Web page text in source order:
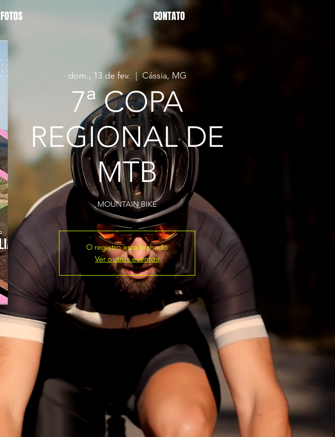
FOTOS CONTATO
dom., 13 de fev.
  |
Cássia, MG
7ª COPA
REGIONAL DE
MTB
MOUNTAIN BIKE
O registro está fechado
Ver outros eventos